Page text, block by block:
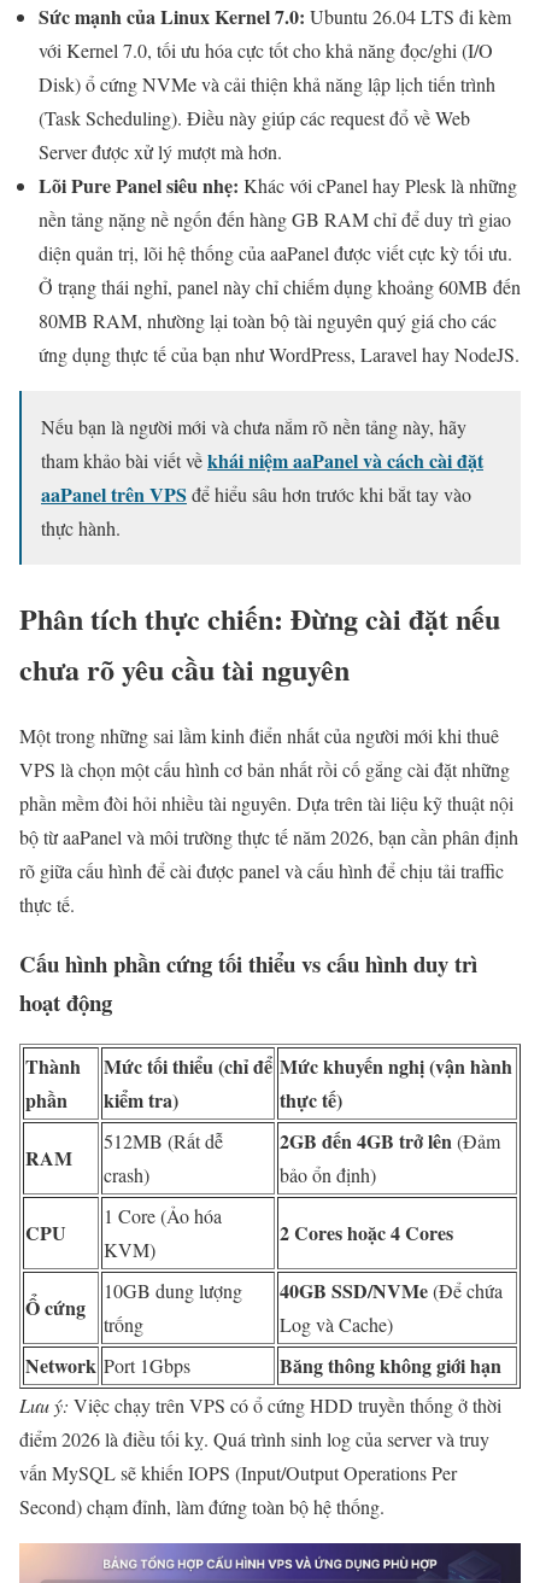
Sức mạnh của Linux Kernel 7.0: Ubuntu 26.04 LTS đi kèm
với Kernel 7.0, tối ưu hóa cực tốt cho khả năng đọc/ghi (I/O
Disk) ổ cứng NVMe và cải thiện khả năng lập lịch tiến trình
(Task Scheduling). Điều này giúp các request đổ về Web
Server được xử lý mượt mà hơn.
Lõi Pure Panel siêu nhẹ: Khác với cPanel hay Plesk là những
nền tảng nặng nề ngốn đến hàng GB RAM chỉ để duy trì giao
diện quản trị, lõi hệ thống của aaPanel được viết cực kỳ tối ưu.
Ở trạng thái nghỉ, panel này chỉ chiếm dụng khoảng 60MB đến
80MB RAM, nhường lại toàn bộ tài nguyên quý giá cho các
ứng dụng thực tế của bạn như WordPress, Laravel hay NodeJS.
Nếu bạn là người mới và chưa nắm rõ nền tảng này, hãy
tham khảo bài viết vềkhái niệm aaPanel và cách cài đặt
aaPanel trên VPS để hiểu sâu hơn trước khi bắt tay vào
thực hành.
Phân tích thực chiến: Đừng cài đặt nếu
chưa rõ yêu cầu tài nguyên
Một trong những sai lầm kinh điển nhất của người mới khi thuê
VPS là chọn một cấu hình cơ bản nhất rồi cố gắng cài đặt những
phần mềm đòi hỏi nhiều tài nguyên. Dựa trên tài liệu kỹ thuật nội
bộ từ aaPanel và môi trường thực tế năm 2026, bạn cần phân định
rõ giữa cấu hình để cài được panel và cấu hình để chịu tải traffic
thực tế.
Cấu hình phần cứng tối thiểu vs cấu hình duy trì
hoạt động
Thành
phần
Mức tối thiểu (chỉ để
kiểm tra)
Mức khuyến nghị (vận hành
thực tế)
RAM
512MB (Rất dễ
crash)
2GB đến 4GB trở lên(Đảm
bảo ổn định)
CPU
1 Core (Ảo hóa
KVM)
2 Cores hoặc 4 Cores
Ổ cứng
10GB dung lượng
trống
40GB SSD/NVMe(Để chứa
Log và Cache)
Network Port 1Gbps Băng thông không giới hạn
Lưu ý: Việc chạy trên VPS có ổ cứng HDD truyền thống ở thời
điểm 2026 là điều tối kỵ. Quá trình sinh log của server và truy
vấn MySQL sẽ khiến IOPS (Input/Output Operations Per
Second) chạm đỉnh, làm đứng toàn bộ hệ thống.